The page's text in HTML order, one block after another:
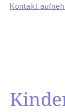
Kontakt